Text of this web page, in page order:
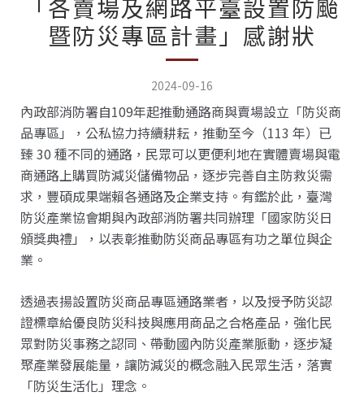
「各賣場及網路平臺設置防颱
暨防災專區計畫」感謝狀
2024-09-16
內政部消防署自109年起推動通路商與賣場設立「防災商
品專區」，公私協力持續耕耘，推動至今（113 年）已
臻 30 種不同的通路，民眾可以更便利地在實體賣場與電
商通路上購買防減災儲備物品，逐步完善自主防救災需
求，豐碩成果端賴各通路及企業支持。有鑑於此，臺灣
防災產業協會期與內政部消防署共同辦理「國家防災日
頒獎典禮」，以表彰推動防災商品專區有功之單位與企
業。
透過表揚設置防災商品專區通路業者，以及授予防災認
證標章給優良防災科技與應用商品之合格產品，強化民
眾對防災事務之認同、帶動國內防災產業脈動，逐步凝
聚產業發展能量，讓防減災的概念融入民眾生活，落實
「防災生活化」理念。